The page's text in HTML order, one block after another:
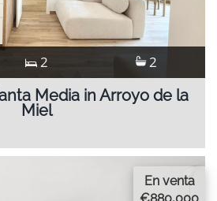
2 2
Media in Arroyo de la
Miel
En venta
€880,000